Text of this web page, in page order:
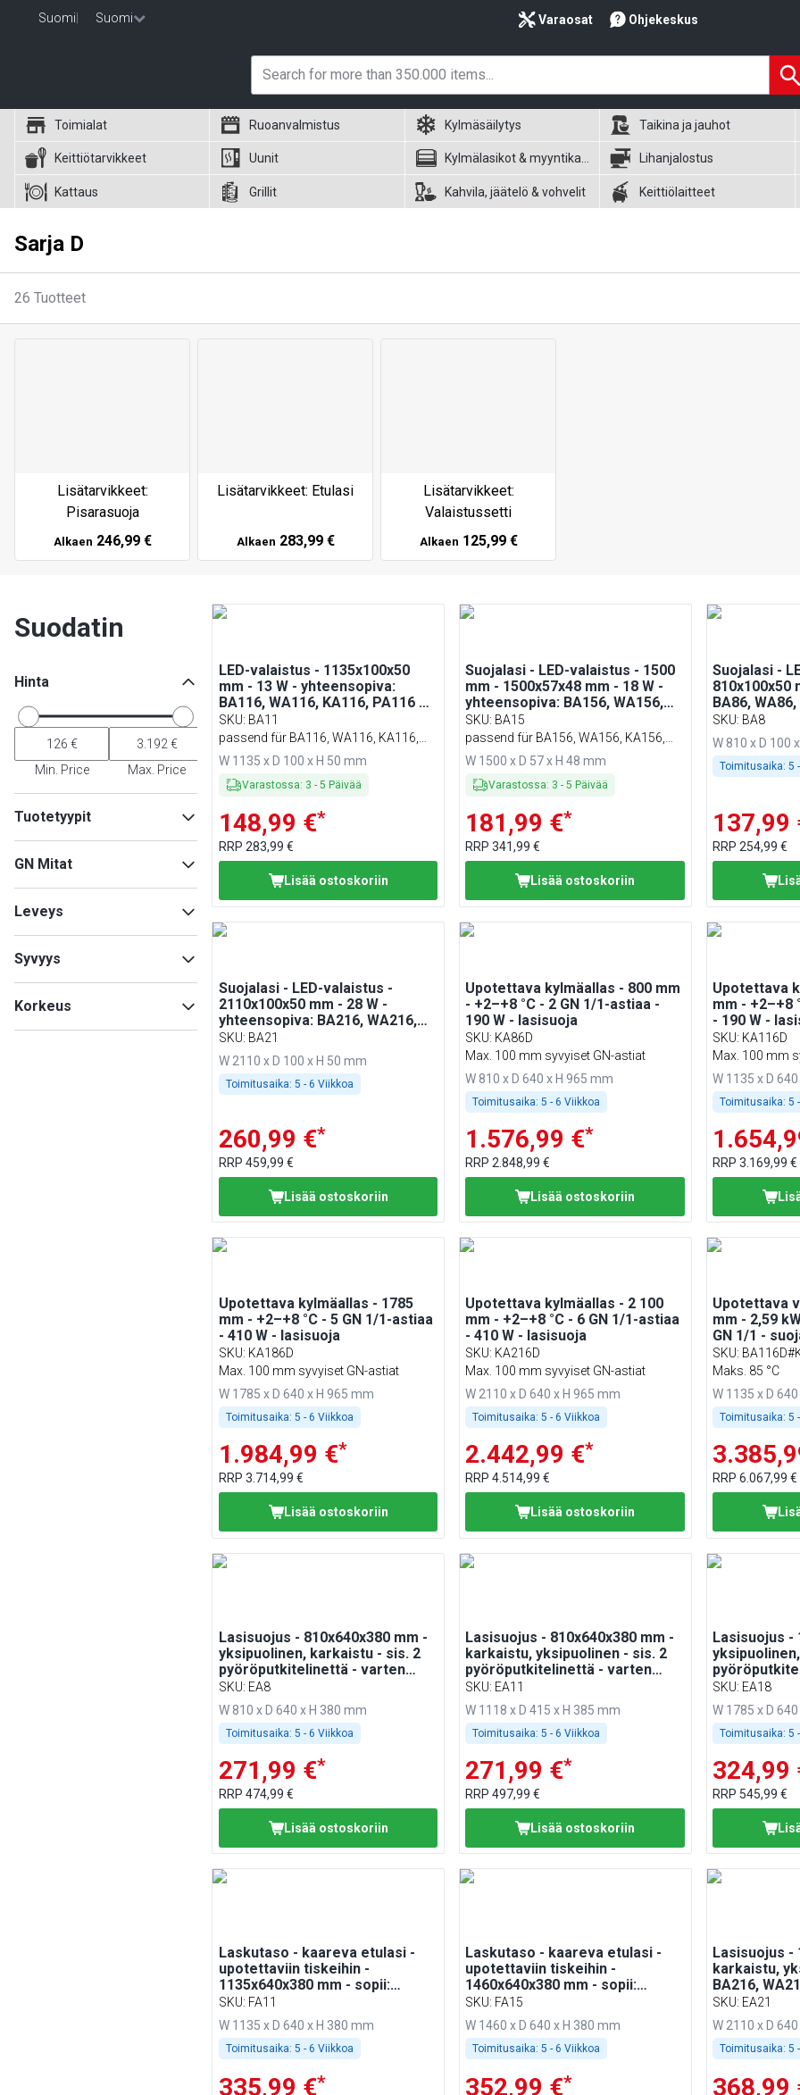
Suomi Suomi Varaosat Ohjekeskus
Toimialat Ruoanvalmistus Kylmäsäilytys Taikina ja jauhot
Keittiötarvikkeet Uunit Lihanjalostus
Kattaus Grillit Kahvila, jäätelö & vohvelit Keittiölaitteet
Sarja D
26 Tuotteet
Lisätarvikkeet:
Pisarasuoja
Alkaen 246,99 €
Lisätarvikkeet: Etulasi
Alkaen 283,99 €
Lisätarvikkeet:
Valaistussetti
Alkaen 125,99 €
Suodatin
Hinta
Min. Price Max. Price
Tuotetyypit
(15)
Lisävarusteet kylmälaitteille
Jäähdytysaltaat
GN Mitat
2x 1/1
5x 1/1
6x 1/1(1)
Leveys
Min
Syvyys
Korkeus
LED-valaistus - 1135x100x50
mm - 13 W - yhteensopiva:
BA116, WA116, KA116, PA116 &
EA116
SKU: BA11
passend für BA116, WA116, KA116,
PA116 & EA116
W 1135 x D 100 x H 50 mm
Varastossa: 3 - 5 Päivää
148,99 €*
RRP 283,99 €
Lisää ostoskoriin
Suojalasi - LED-valaistus - 1500
mm - 1500x57x48 mm - 18 W -
yhteensopiva: BA156, WA156,
KA156, PA156 & EA156
SKU: BA15
passend für BA156, WA156, KA156,
PA156 & EA156
W 1500 x D 57 x H 48 mm
Varastossa: 3 -5 Päivää
181,99 €*
RRP341,99 €
Lisää ostoskoriin
Suojalasi -
810x100x50
BA86,
SKU: BA8
W 810 x D 100
Toimitusaika: 5
137,99
RRP254,99 €
Suojalasi - LED-valaistus -
2110x100x50 mm - 28 W -
yhteensopiva: BA216, WA216,
KA216, PA216 & EA216
SKU: BA21
W 2110 x D 100 x H 50 mm
Toimitusaika: 5 - 6 Viikkoa
260,99 €*
RRP 459,99 €
Lisää ostoskoriin
Upotettava kylmäallas - 800 mm
- +2–+8 °C - 2 GN 1/1-astiaa -
190 W - lasisuoja
SKU: KA86D
Max. 100 mm syvyiset GN-astiat
W 810 x D 640 x H 965 mm
Toimitusaika: 5 - 6 Viikkoa
1.576,99 €*
RRP2.848,99 €
Lisää ostoskoriin
Upotettava
mm - +2–+8
- 190 W -
SKU: KA116D
Max. 100 mm
W 1135 x D
Toimitusaika: 5
RRP3.169,99 €
Upotettava kylmäallas - 1785
mm - +2–+8 °C - 5 GN 1/1-astiaa
- 410 W - lasisuoja
SKU: KA186D
Max. 100 mm syvyiset GN-astiat
W 1785 x D 640 x H 965 mm
Toimitusaika: 5 - 6 Viikkoa
1.984,99 €*
RRP 3.714,99 €
Lisää ostoskoriin
Upotettava kylmäallas - 2 100
mm - +2–+8 °C - 6 GN 1/1-astiaa
- 410 W - lasisuoja
SKU: KA216D
Max. 100 mm syvyiset GN-astiat
W 2110 x D 640 x H 965 mm
Toimitusaika: 5 - 6 Viikkoa
2.442,99 €*
RRP4.514,99 €
Lisää ostoskoriin
Upotettava
mm - 2,59
GN 1/1 -
SKU:
Maks. 85 °C
W 1135 x D
Toimitusaika: 5
RRP6.067,99 €
Lasisuojus - 810x640x380 mm -
yksipuolinen, karkaistu - sis. 2
pyöröputkitelinettä - varten
BA86, WA86, KA86, PA86, EA86
SKU: EA8
W 810 x D 640 x H 380 mm
Toimitusaika: 5 - 6 Viikkoa
271,99 €*
RRP 474,99 €
Lisää ostoskoriin
Lasisuojus - 810x640x380 mm -
karkaistu, yksipuolinen - sis. 2
pyöröputkitelinettä - varten
BA116, WA116, KA116, PA116,
EA116
SKU: EA11
W 1118 x D 415 x H 385 mm
Toimitusaika: 5 - 6 Viikkoa
271,99 €*
RRP497,99 €
Lisää ostoskoriin
Lasisuojus -
BA186,
EA186
SKU: EA18
W 1785 x D
Toimitusaika: 5
324,99
RRP 545,99 €
Laskutaso - kaareva etulasi -
upotettaviin tiskeihin -
1135x640x380 mm - sopii:
BA116, WA116, KA116, PA116 &
EA116
SKU: FA11
W 1135 x D 640 x H 380 mm
Toimitusaika: 5 - 6 Viikkoa
335,99 €*
Laskutaso - kaareva etulasi -
upotettaviin tiskeihin -
1460x640x380 mm - sopii:
BA156, WA156, KA156, PA156 &
EA156
SKU: FA15
W 1460 x D 640 x H 380 mm
Toimitusaika: 5 - 6 Viikkoa
352,99 €*
Lasisuojus -
karkaistu,
BA216,
EA216 -
SKU: EA21
W 2110 x D
Toimitusaika: 5
368,99